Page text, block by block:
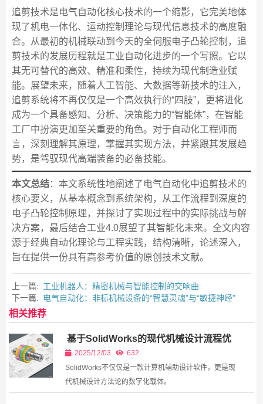
追剪技术是电气自动化核心技术的一个缩影，它完美地体
现了机电一体化、运动控制理论与现代信息技术的高度融
合。从最初的机械联动到今天的全伺服电子凸轮控制，追
剪技术的发展历程就是工业自动化进步的一个写照。它以
其无可替代的高效、精准和柔性，持续为现代制造业赋
能。展望未来，随着人工智能、大数据等新技术的注入，
追剪系统将不再仅仅是一个高效执行的“四肢”，更将进化
成为一个具备感知、分析、决策能力的“智能体”，在智能
工厂中扮演更加至关重要的角色。对于自动化工程师而
言，深刻理解其原理，掌握其实现方法，并紧跟其发展趋
势，是驾驭现代高端装备的必备技能。
本文总结：本文系统性地阐述了电气自动化中追剪技术的
核心要义，从基本概念到系统架构，从工作流程到深度的
电子凸轮控制原理，并探讨了实现过程中的实际挑战与解
决方案，最后结合工业4.0展望了其智能化未来。全文内容
源于经典自动化理论与工程实践，结构清晰，论述深入，
旨在提供一份具有高参考价值的原创技术文献。
上一篇: 工业机器人：精密机械与智能控制的交响曲
下一篇: 电气自动化：非标机械设备的“智慧灵魂”与“敏捷神经”
相关推荐
基于SolidWorks的现代机械设计流程优
化与技术创新实践
2025/12/03
632
SolidWorks不仅仅是一款计算机辅助设计软件，更是现
代机械设计方法论的数字化载体。